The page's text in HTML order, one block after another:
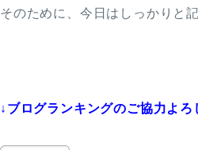
そのために、今日はしっかりと
↓ブログランキングのご協力よろ